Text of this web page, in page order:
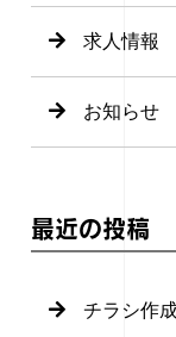
求人情報
お知らせ
最近の投稿
チラシ作